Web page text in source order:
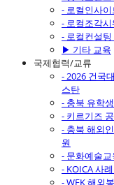
- 로컬인사
- 로컬조각
- 로컬컨설
▶ 기타 교육
국제협력/교류
- 2026 건국
스탄
- 충북 유학
- 키르기즈
- 충북 해외
원
- 문화예술
- KOICA 사
- WFK 해외